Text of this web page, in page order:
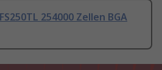
254000 Zellen BGA